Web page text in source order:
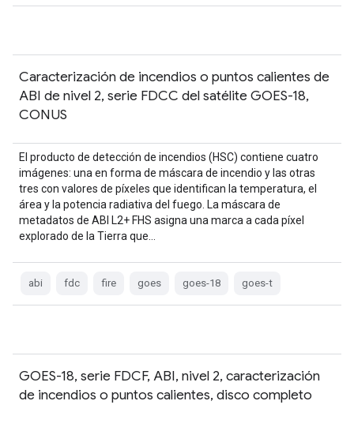
Caracterización de incendios o puntos calientes de
ABI de nivel 2, serie FDCC del satélite GOES-18,
CONUS
El producto de detección de incendios (HSC) contiene cuatro
imágenes: una en forma de máscara de incendio y las otras
tres con valores de píxeles que identifican la temperatura, el
área y la potencia radiativa del fuego. La máscara de
metadatos de ABI L2+ FHS asigna una marca a cada píxel
explorado de la Tierra que…
abi fdc fire goes goes-18 goes-t
GOES-18, serie FDCF, ABI, nivel 2, caracterización
de incendios o puntos calientes, disco completo